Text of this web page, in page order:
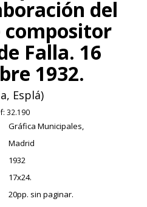
del
Falla. 16
1932.
Esplá)
32.190
Gráfica Municipales,
Madrid
1932
17x24.
20pp. sin paginar.